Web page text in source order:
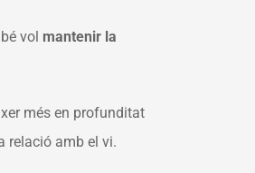
vol mantenir la
més en profunditat
relació amb el vi.